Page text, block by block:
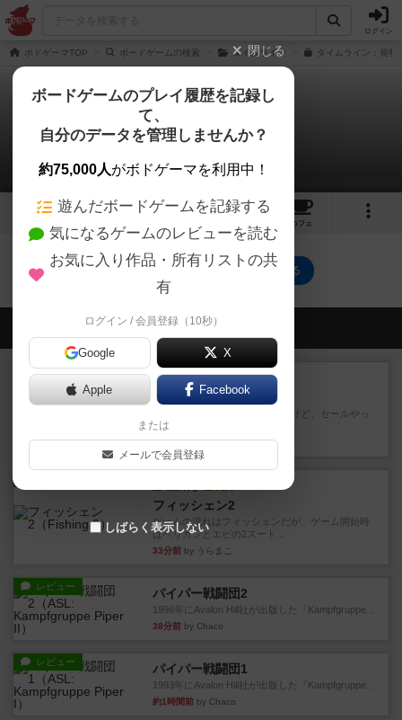
ログイン
ボドゲーマTOP ボードゲームの検索 タイムライン タイムライン：発明
タイムライン：発明編
0件のリプレイ日記
2 3
カフェ
タイムライン：発明編のトップに戻る
会員の新しい投稿
レビュー
オラニエンブルガー運河
存在をうっすらと認識していたけど、セールやっ
てて、2人専用でワカプレと...
14分前by みいやん
フィッシェン2
ゲームの流れはフィッシェンだが、ゲーム開始時
はペリカンとエビの2スート...
33分前 by うらまこ
レビュー パイパー戦闘団2
1996年にAvalon Hill社が出版した『Kampfgruppe...
38分前 by Chaco
レビュー パイパー戦闘団1
1993年にAvalon Hill社が出版した『Kampfgruppe...
約1時間前 by Chaco
閉じる
ボードゲームのプレイ履歴を記録し
て、
自分のデータを管理しませんか？
約75,000人がボドゲーマを利用中！
遊んだボードゲームを記録する
気になるゲームのレビューを読む
お気に入り作品・所有リストの共
有
ログイン / 会員登録（10秒）
Google X
Apple Facebook
または
メールで会員登録
しばらく表示しない